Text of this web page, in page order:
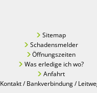
Sitemap
Schadensmelder
Öffnungszeiten
Was erledige ich wo?
Anfahrt
Kontakt / Bankverbindung /